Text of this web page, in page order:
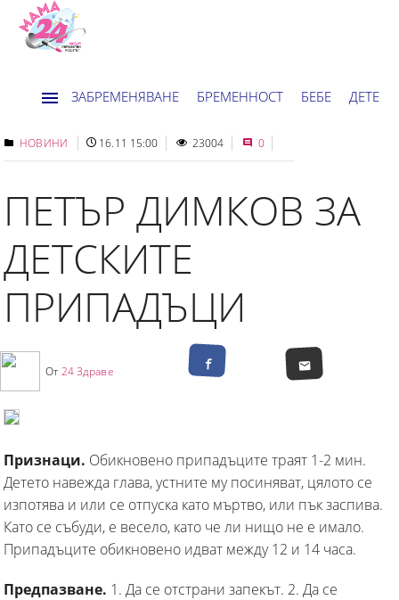
ЗАБРЕМЕНЯВАНЕ БРЕМЕННОСТ БЕБЕ ДЕТЕ
ДОМ НОВИНИ ХОРОСКОП
НОВИНИ 16.11 15:00 23004 0
ПЕТЪР ДИМКОВ ЗА
ДЕТСКИТЕ
ПРИПАДЪЦИ
От 24 Здраве
Признаци. Обикновено припадъците траят 1-2 мин.
Детето навежда глава, устните му посиняват, цялото се
изпотява и или се отпуска като мъртво, или пък заспива.
Като се събуди, е весело, като че ли нищо не е имало.
Припадъците обикновено идват между 12 и 14 часа.
Предпазване. 1. Да се отстрани запекът. 2. Да се